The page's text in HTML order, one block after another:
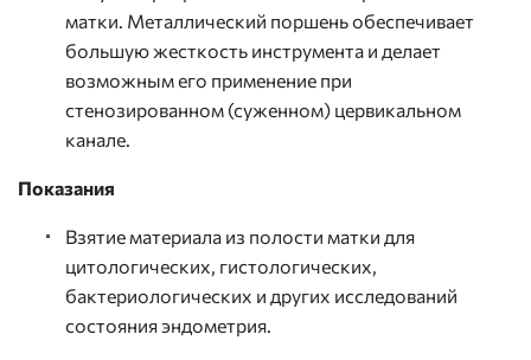
матки. Металлический поршень обеспечивает
большую жесткость инструмента и делает
возможным его применение при
стенозированном (суженном) цервикальном
канале.
Показания
Взятие материала из полости матки для
цитологических, гистологических,
бактериологических и других исследований
состояния эндометрия.